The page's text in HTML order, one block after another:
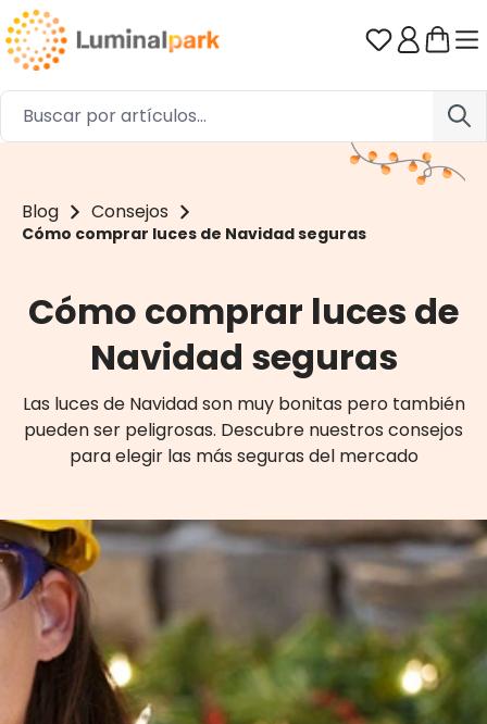
Saltar al contenido principal Tienes 0
Blog Consejos
Cómo comprar luces de Navidad seguras
Cómo comprar luces de
Navidad seguras
Las luces de Navidad son muy bonitas pero también
pueden ser peligrosas. Descubre nuestros consejos
para elegir las más seguras del mercado